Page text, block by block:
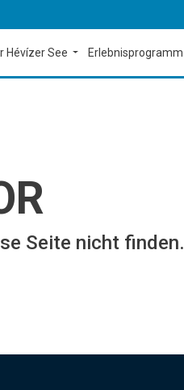
Hévízer See Erlebnisprogramm
Seite nicht finden.